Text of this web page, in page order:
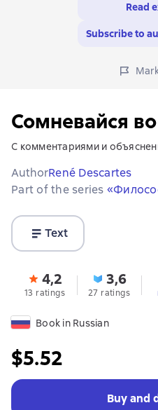
Read
Subscribe to
Сомневайся
С комментариями и
AuthorRené Descartes
Part of the series
Text
4,2
13 ratings
3,6
27 ratings
Book in Russian
$5.52
Buy and